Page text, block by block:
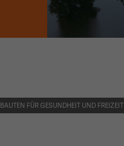
BAUTEN FÜR GESUNDHEIT UND FREIZEIT